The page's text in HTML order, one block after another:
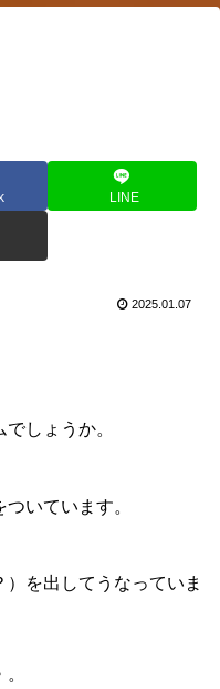
LINE
2025.01.07
しょうか。
いています。
を出してうなっていま